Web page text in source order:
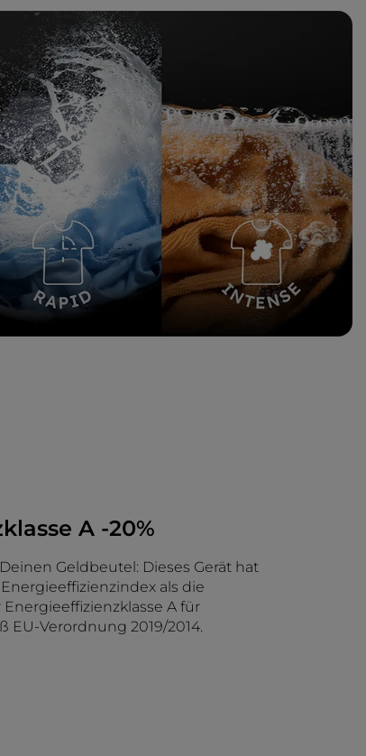
A -20%
Geldbeutel: Dieses Gerät hat
als die
A für
EU-Verordnung 2019/2014.